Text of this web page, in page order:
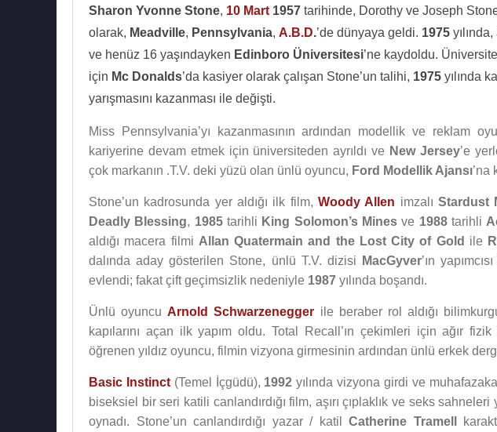
Sharon Yvonne Stone, 10 Mart 1957 tarihinde, Dorothy ve Joseph
olarak, Meadville, Pennsylvania, A.B.D.’de dünyaya geldi. 1975 yılında,
ve henüz 16 yaşındayken Edinboro Üniversitesi’ne kaydoldu.
için Mc Donalds’da kasiyer olarak çalışan Stone’un talihi, 1975 yılında
yarışmasını kazanması ile değişti.
Miss Pennsylvania’yı kazanmasının ardından modellik ve reklam
kariyerine devam etmek için üniversiteden ayrıldı ve New Jersey’e
çok markanın .T.V. deki yüzü olan ünlü oyuncu, Ford Modellik Ajansı’na
Stone’un kadrosunda yer aldığı ilk film, Woody Allen imzalı Stardust
Deadly Blessing, 1985tarihli King Solomon’s Mines ve 1988tarihli
aldığı macera filmi Allan Quatermain and the Lost City of Gold ile
dalında aday gösterilen Stone, ünlü T.V. dizisi
MacGyver’ın yapımcısı
evlendi; fakat çift geçimsizlik nedeniyle 1987 yılında boşandı.
Ünlü oyuncuArnold Schwarzenegger ile beraber rol aldığı
kapılarını açan ilk yapım oldu. Total Recall’ın çekimleri için ağır
öğrenen yıldız oyuncu, filmin vizyona girmesinin ardından ünlü erkek
Basic Instinct(Temel İçgüdü), 1992 yılında vizyona girdi ve
biseksiel bir seri katili canlandırdığı film, aşırı çıplaklık ve seks
oynadı. Stone’un canlandırdığı yazar / katil Catherine Tramell